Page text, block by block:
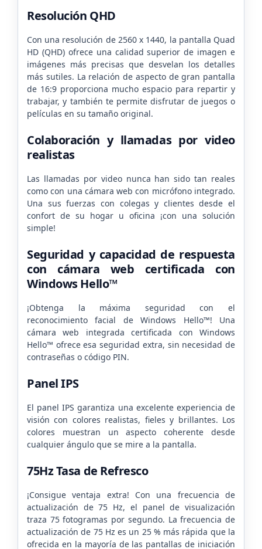
Resolución QHD
Con una resolución de 2560 x 1440, la pantalla Quad
HD (QHD) ofrece una calidad superior de imagen e
imágenes más precisas que desvelan los detalles
más sutiles. La relación de aspecto de gran pantalla
de 16:9 proporciona mucho espacio para repartir y
trabajar, y también te permite disfrutar de juegos o
películas en su tamaño original.
Colaboración y llamadas por video
realistas
Las llamadas por video nunca han sido tan reales
como con una cámara web con micrófono integrado.
Una sus fuerzas con colegas y clientes desde el
confort de su hogar u oficina ¡con una solución
simple!
Seguridad y capacidad de respuesta
con cámara web certificada con
Windows Hello™
¡Obtenga la máxima seguridad con el
reconocimiento facial de Windows Hello™! Una
cámara web integrada certificada con Windows
Hello™ ofrece esa seguridad extra, sin necesidad de
contraseñas o código PIN.
Panel IPS
El panel IPS garantiza una excelente experiencia de
visión con colores realistas, fieles y brillantes. Los
colores muestran un aspecto coherente desde
cualquier ángulo que se mire a la pantalla.
75Hz Tasa de Refresco
¡Consigue ventaja extra! Con una frecuencia de
actualización de 75 Hz, el panel de visualización
traza 75 fotogramas por segundo. La frecuencia de
actualización de 75 Hz es un 25 % más rápida que la
ofrecida en la mayoría de las pantallas de iniciación